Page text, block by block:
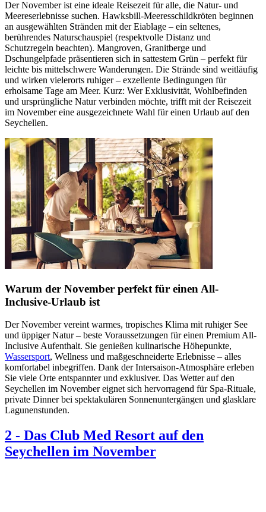
Der November ist eine ideale Reisezeit für alle, die Natur- und
Meereserlebnisse suchen. Hawksbill-Meeresschildkröten beginnen
an ausgewählten Stränden mit der Eiablage – ein seltenes,
berührendes Naturschauspiel (respektvolle Distanz und
Schutzregeln beachten). Mangroven, Granitberge und
Dschungelpfade präsentieren sich in sattestem Grün – perfekt für
leichte bis mittelschwere Wanderungen. Die Strände sind weitläufig
und wirken vielerorts ruhiger – exzellente Bedingungen für
erholsame Tage am Meer. Kurz: Wer Exklusivität, Wohlbefinden
und ursprüngliche Natur verbinden möchte, trifft mit der Reisezeit
im November eine ausgezeichnete Wahl für einen Urlaub auf den
Seychellen.
Warum der November perfekt für einen All-
Inclusive-Urlaub ist
Der November vereint warmes, tropisches Klima mit ruhiger See
und üppiger Natur – beste Voraussetzungen für einen Premium All-
Inclusive Aufenthalt. Sie genießen kulinarische Höhepunkte,
Wassersport, Wellness und maßgeschneiderte Erlebnisse – alles
komfortabel inbegriffen. Dank der Intersaison-Atmosphäre erleben
Sie viele Orte entspannter und exklusiver. Das Wetter auf den
Seychellen im November eignet sich hervorragend für Spa-Rituale,
private Dinner bei spektakulären Sonnenuntergängen und glasklare
Lagunenstunden.
2 - Das Club Med Resort auf den
Seychellen im November